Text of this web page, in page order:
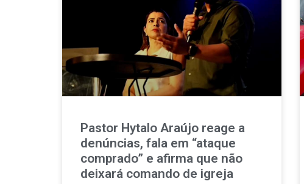
Pastor Hytalo Araújo reage a
denúncias, fala em “ataque
comprado” e afirma que não
deixará comando de igreja